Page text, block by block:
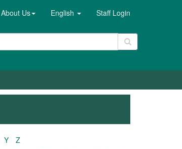
About Us English Staff Login
Y
Z